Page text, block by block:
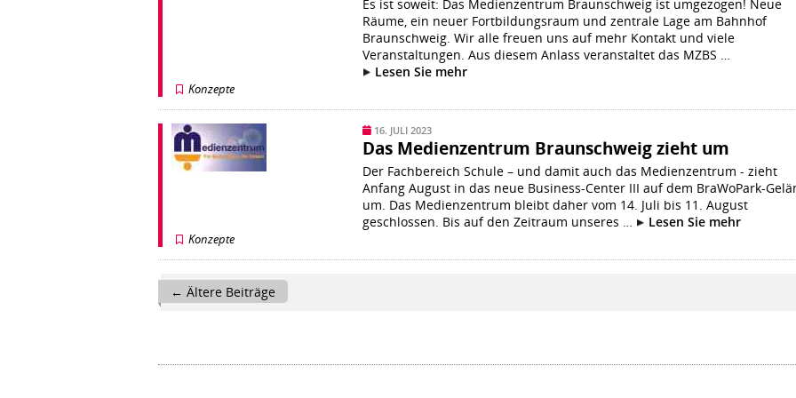
Es ist soweit: Das Medienzentrum Braunschweig ist umgezogen! Neue
Räume, ein neuer Fortbildungsraum und zentrale Lage am Bahnhof
Braunschweig. Wir alle freuen uns auf mehr Kontakt und viele
Veranstaltungen. Aus diesem Anlass veranstaltet das MZBS …
Lesen Sie mehr
Konzepte
16. JULI 2023
Das Medienzentrum Braunschweig zieht um
Der Fachbereich Schule – und damit auch das Medienzentrum - zieht
Anfang August in das neue Business-Center III auf dem BraWoPark-
um. Das Medienzentrum bleibt daher vom 14. Juli bis 11. August
geschlossen. Bis auf den Zeitraum unseres …
Lesen Sie mehr
Konzepte
Beitragsnavigation
← Ältere Beiträge